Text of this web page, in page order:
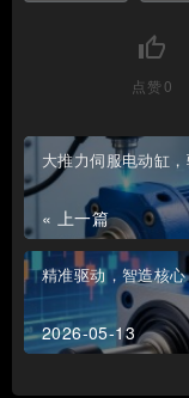
thumb_up
点赞0
大推力伺服电动缸
« 上一篇
精准驱动，智造核
2026-05-13